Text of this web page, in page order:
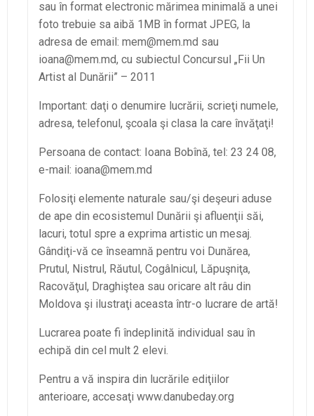
sau în format electronic mărimea minimală a unei
foto trebuie sa aibă 1MB în format JPEG, la
adresa de email: mem@mem.md sau
ioana@mem.md, cu subiectul Concursul „Fii Un
Artist al Dunării” – 2011
Important: daţi o denumire lucrării, scrieţi numele,
adresa, telefonul, şcoala şi clasa la care învăţaţi!
Persoana de contact: Ioana Bobînă, tel: 23 24 08,
e-mail: ioana@mem.md
Folosiţi elemente naturale sau/şi deşeuri aduse
de ape din ecosistemul Dunării şi afluenţii săi,
lacuri, totul spre a exprima artistic un mesaj.
Gândiţi-vă ce înseamnă pentru voi Dunărea,
Prutul, Nistrul, Răutul, Cogâlnicul, Lăpuşniţa,
Racovăţul, Draghiştea sau oricare alt râu din
Moldova şi ilustraţi aceasta într-o lucrare de artă!
Lucrarea poate fi îndeplinită individual sau în
echipă din cel mult 2 elevi.
Pentru a vă inspira din lucrările ediţiilor
anterioare, accesaţi www.danubeday.org